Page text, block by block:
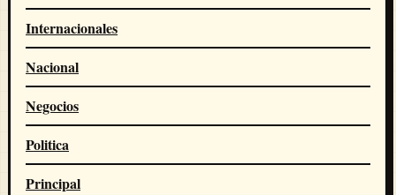
Internacionales
Nacional
Negocios
Politica
Principal